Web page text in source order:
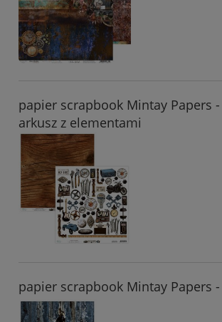
papier scrapbook Mintay Papers -
arkusz z elementami
papier scrapbook Mintay Papers -